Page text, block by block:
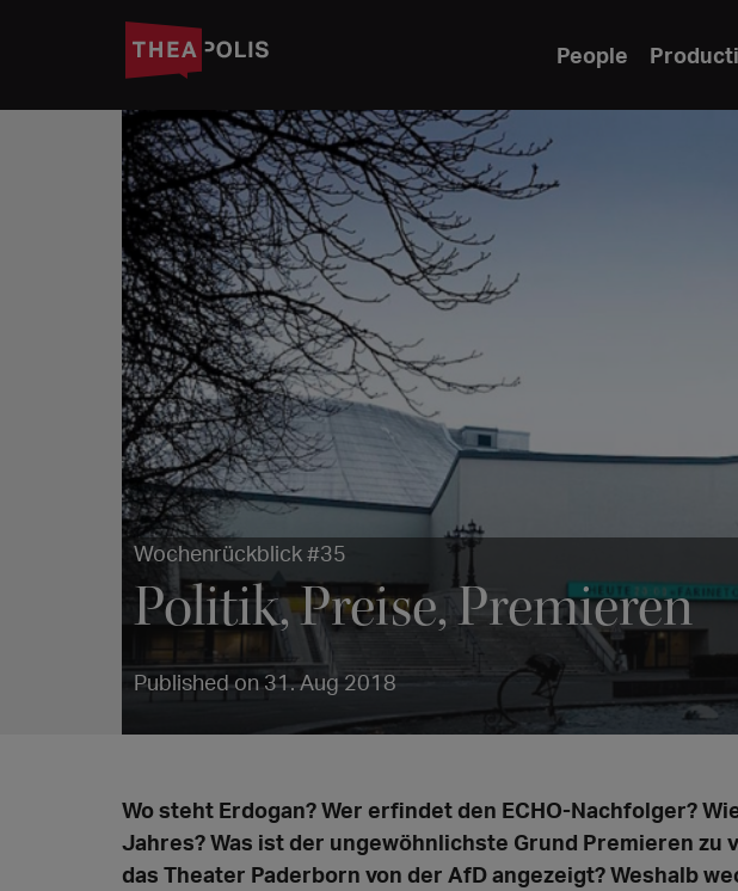
People
Wochenrückblick #35
Politik, Preise, Premieren
Published on 31. Aug 2018
Wo steht Erdogan? Wer erfindet den ECHO-Nachfolger?
Jahres? Was ist der ungewöhnlichste Grund Premieren zu
das Theater Paderborn von der AfD angezeigt? Weshalb